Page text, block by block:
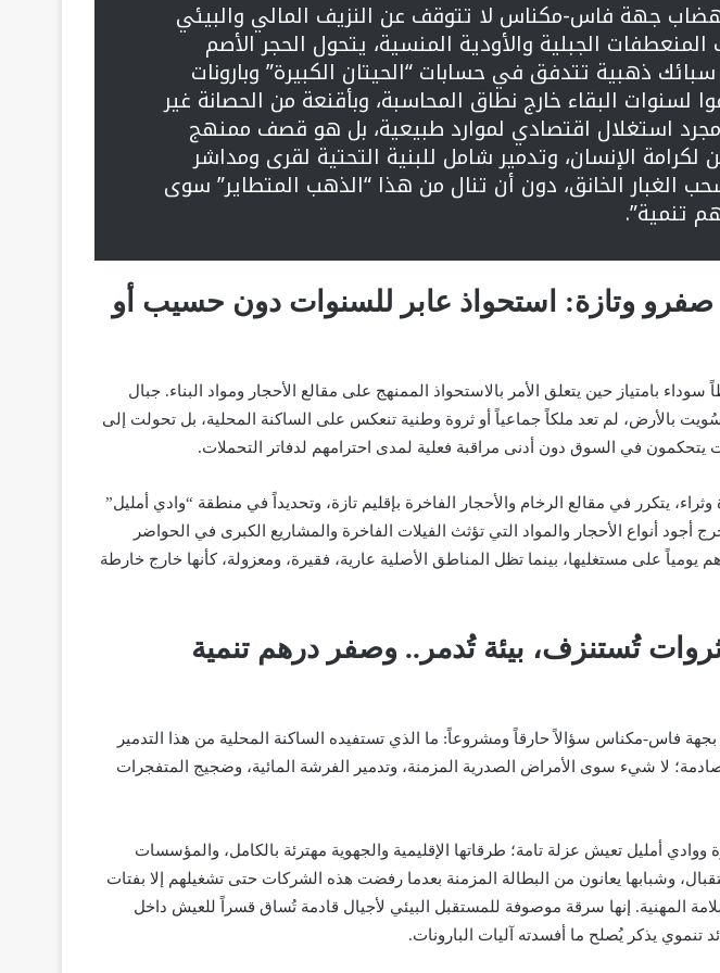
جهة فاس-مكناس لا تتوقف عن النزيف المالي والبيئي
الجبلية والأودية المنسية، يتحول الحجر الأصم
سبائك ذهبية تتدفق في حسابات “الحيتان الكبيرة” وبارونات
لسنوات البقاء خارج نطاق المحاسبة، وبأقنعة من الحصانة غير
استغلال اقتصادي لموارد طبيعية، بل هو قصف ممنهج
لكرامة الإنسان، وتدمير شامل للبنية التحتية لقرى ومداشر
الخانق، دون أن تنال من هذا “الذهب المتطاير” سوى
تنمية”.
صفرو وتازة: استحواذ عابر للسنوات دون حسيب أو
بامتياز حين يتعلق الأمر بالاستحواذ الممنهج على مقالع الأحجار ومواد البناء. جبال
بالأرض، لم تعد ملكاً جماعياً أو ثروة وطنية تنعكس على الساكنة المحلية، بل تحولت إلى
يتحكمون في السوق دون أدنى مراقبة فعلية لمدى احترامهم لدفاتر التحملات.
يتكرر في مقالع الرخام والأحجار الفاخرة بإقليم تازة، وتحديداً في منطقة “وادي أمليل”
أجود أنواع الأحجار والمواد التي تؤثث الفيلات الفاخرة والمشاريع الكبرى في الحواضر
يومياً على مستغليها، بينما تظل المناطق الأصلية عارية، فقيرة، ومعزولة، كأنها خارج خارطة
ثروات تُستنزف، بيئة تُدمر.. وصفر درهم تنمية
فاس-مكناس سؤالاً حارقاً ومشروعاً: ما الذي تستفيده الساكنة المحلية من هذا التدمير
صادمة؛ لا شيء سوى الأمراض الصدرية المزمنة، وتدمير الفرشة المائية، وضجيج المتفجرات
ووادي أمليل تعيش عزلة تامة؛ طرقاتها الإقليمية والجهوية مهترئة بالكامل، والمؤسسات
وشبابها يعانون من البطالة المزمنة بعدما رفضت هذه الشركات حتى تشغيلهم إلا بفتات
المهنية. إنها سرقة موصوفة للمستقبل البيئي لأجيال قادمة تُساق قسراً للعيش داخل
يذكر يُصلح ما أفسدته آليات البارونات.